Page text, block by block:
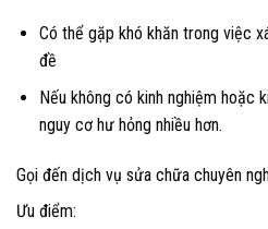
Có thể gặp khó khăn trong việc
đề
Nếu không có kinh nghiệm hoặc
nguy cơ hư hỏng nhiều hơn.
Gọi đến dịch vụ sửa chữa chuyên
Ưu điểm: